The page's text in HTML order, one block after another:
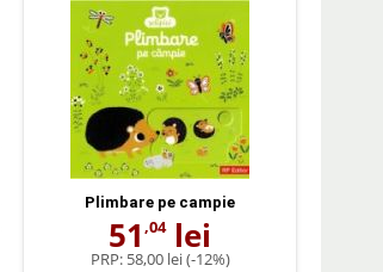
Plimbare pe campie
51 ,04lei
PRP: 58,00 lei(-12%)